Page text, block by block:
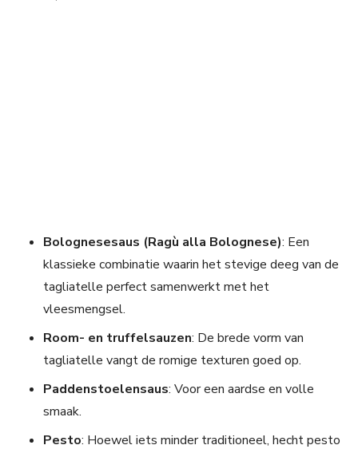
Bolognesesaus (Ragù alla Bolognese): Een
klassieke combinatie waarin het stevige deeg van de
tagliatelle perfect samenwerkt met het
vleesmengsel.
Room- en truffelsauzen: De brede vorm van
tagliatelle vangt de romige texturen goed op.
Paddenstoelensaus: Voor een aardse en volle
smaak.
Pesto: Hoewel iets minder traditioneel, hecht pesto